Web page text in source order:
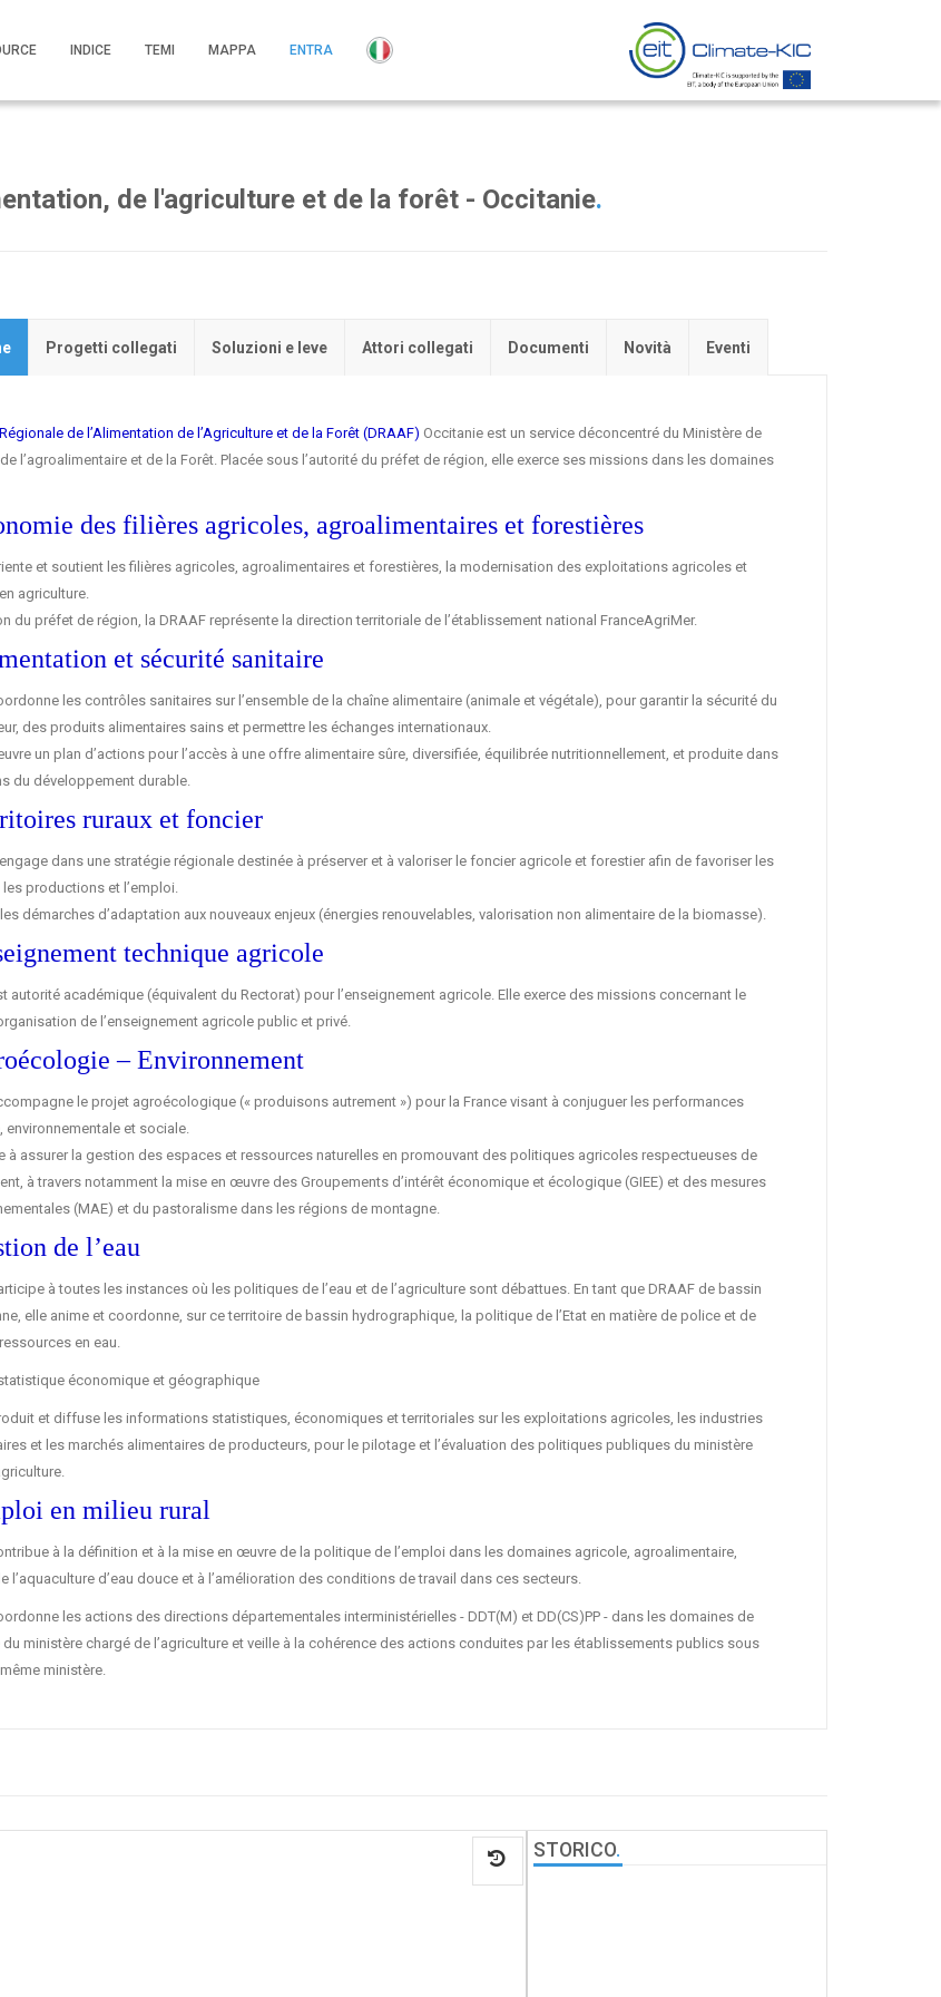
INDICE TEMI MAPPA ENTRA
de l'agriculture et de la forêt - Occitanie.
Progetti collegati Soluzioni e leve Attori collegati Documenti Novità Eventi
de l’Alimentation de l’Agriculture et de la Forêt (DRAAF) Occitanie est un service déconcentré du Ministère de
de l’agroalimentaire et de la Forêt. Placée sous l’autorité du préfet de région, elle exerce ses missions dans les domaines
des filières agricoles, agroalimentaires et forestières
et soutient les filières agricoles, agroalimentaires et forestières, la modernisation des exploitations agricoles et
agriculture.
du préfet de région, la DRAAF représente la direction territoriale de l’établissement national FranceAgriMer.
et sécurité sanitaire
les contrôles sanitaires sur l’ensemble de la chaîne alimentaire (animale et végétale), pour garantir la sécurité du
des produits alimentaires sains et permettre les échanges internationaux.
un plan d’actions pour l’accès à une offre alimentaire sûre, diversifiée, équilibrée nutritionnellement, et produite dans
du développement durable.
ruraux et foncier
dans une stratégie régionale destinée à préserver et à valoriser le foncier agricole et forestier afin de favoriser les
productions et l’emploi.
démarches d’adaptation aux nouveaux enjeux (énergies renouvelables, valorisation non alimentaire de la biomasse).
technique agricole
autorité académique (équivalent du Rectorat) pour l’enseignement agricole. Elle exerce des missions concernant le
de l’enseignement agricole public et privé.
– Environnement
le projet agroécologique (« produisons autrement ») pour la France visant à conjuguer les performances
environnementale et sociale.
à assurer la gestion des espaces et ressources naturelles en promouvant des politiques agricoles respectueuses de
à travers notamment la mise en œuvre des Groupements d’intérêt économique et écologique (GIEE) et des mesures
(MAE) et du pastoralisme dans les régions de montagne.
de l’eau
à toutes les instances où les politiques de l’eau et de l’agriculture sont débattues. En tant que DRAAF de bassin
elle anime et coordonne, sur ce territoire de bassin hydrographique, la politique de l’Etat en matière de police et de
en eau.
économique et géographique
et diffuse les informations statistiques, économiques et territoriales sur les exploitations agricoles, les industries
et les marchés alimentaires de producteurs, pour le pilotage et l’évaluation des politiques publiques du ministère
en milieu rural
à la définition et à la mise en œuvre de la politique de l’emploi dans les domaines agricole, agroalimentaire,
l’aquaculture d’eau douce et à l’amélioration des conditions de travail dans ces secteurs.
les actions des directions départementales interministérielles - DDT(M) et DD(CS)PP - dans les domaines de
ministère chargé de l’agriculture et veille à la cohérence des actions conduites par les établissements publics sous
ministère.
STORICO.